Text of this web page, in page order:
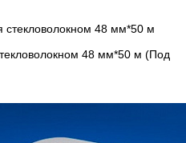
48 мм*50 м (Под